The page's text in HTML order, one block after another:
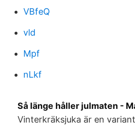
VBfeQ
vld
Mpf
nLkf
Så länge håller julmaten -
Vinterkräksjuka är en